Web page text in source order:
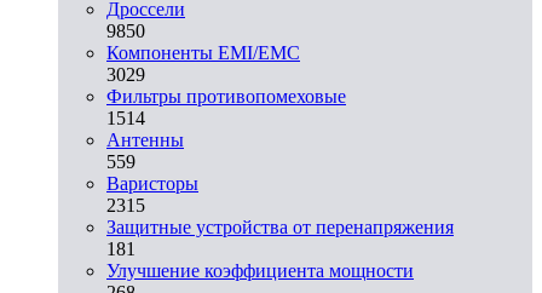
Дроссели
9850
Компоненты EMI/EMC
3029
Фильтры противопомеховые
1514
Антенны
559
Варисторы
2315
Защитные устройства от перенапряжения
181
Улучшение коэффициента мощности